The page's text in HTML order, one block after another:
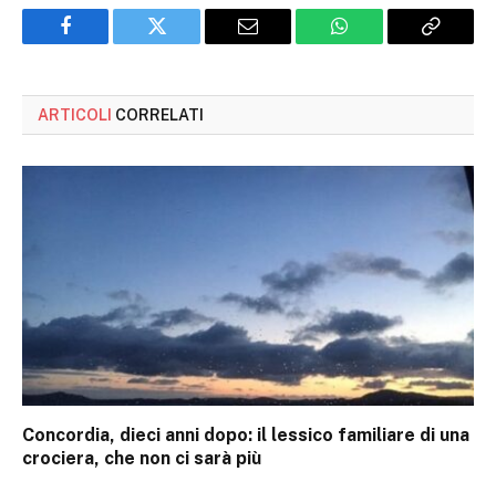
Facebook Twitter Email WhatsApp Copy
ARTICOLI CORRELATI
Concordia, dieci anni dopo: il lessico familiare di una
crociera, che non ci sarà più